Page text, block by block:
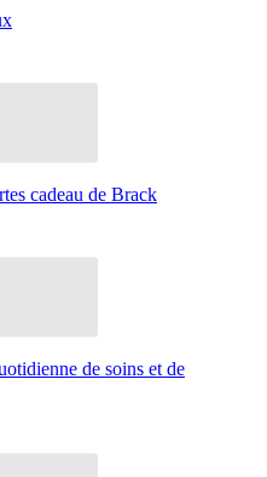
cadeau de Brack
de soins et de